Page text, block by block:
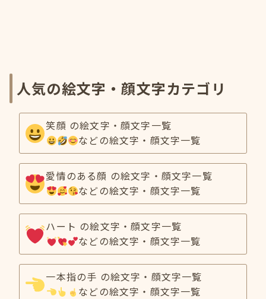
人気の絵文字・顔文字カテゴリ
笑顔 の絵文字・顔文字一覧
などの絵文字・顔文字一覧
愛情のある顔 の絵文字・顔文字一覧
などの絵文字・顔文字一覧
ハート の絵文字・顔文字一覧
などの絵文字・顔文字一覧
一本指の手 の絵文字・顔文字一覧
などの絵文字・顔文字一覧